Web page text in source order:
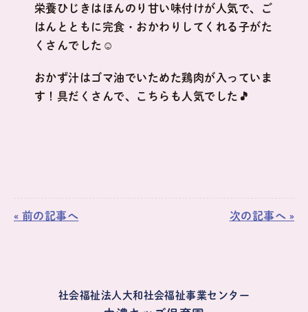
栄養ひじきはほんのり甘い味付けが人気で、ご
はんとともに完食・おかわりしてくれる子がた
くさんでした☺
おかず汁はゴマ油でいためた鶏肉が入っていま
す！具だくさんで、こちらも人気でした🎵
« 前の記事へ 次の記事へ »
社会福祉法人大和社会福祉事業センター